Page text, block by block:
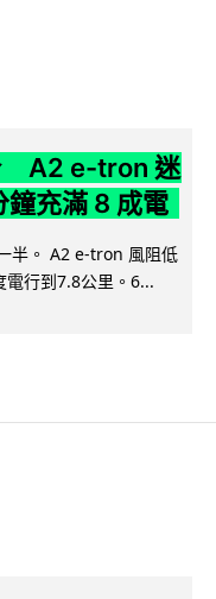
A2 e-tron 迷
充滿 8 成電
半。 A2 e-tron 風阻低
行到7.8公里。6...